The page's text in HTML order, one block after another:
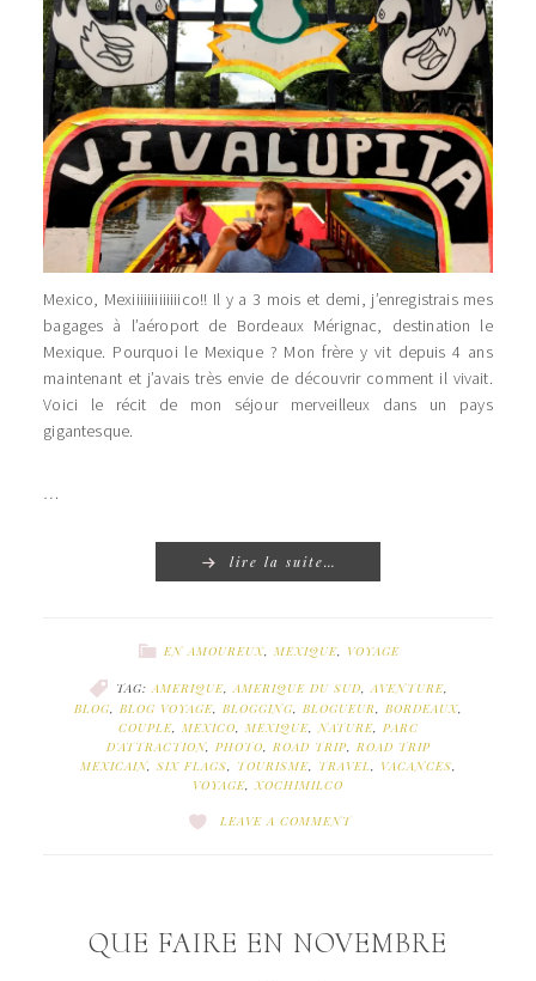
Mexico, Mexiiiiiiiiiiiiico!! Il y a 3 mois et demi, j’enregistrais mes
bagages à l’aéroport de Bordeaux Mérignac, destination le
Mexique. Pourquoi le Mexique ? Mon frère y vit depuis 4 ans
maintenant et j’avais très envie de découvrir comment il vivait.
Voici le récit de mon séjour merveilleux dans un pays
gigantesque.
…
lire la suite…
EN AMOUREUX, MEXIQUE, VOYAGE
TAG:AMERIQUE,AMERIQUE DU SUD,AVENTURE,
BLOG, BLOG VOYAGE, BLOGGING, BLOGUEUR, BORDEAUX,
COUPLE, MEXICO, MEXIQUE,NATURE, PARC
D'ATTRACTION, PHOTO, ROAD TRIP, ROAD TRIP
MEXICAIN, SIX FLAGS, TOURISME, TRAVEL, VACANCES,
VOYAGE,XOCHIMILCO
LEAVE A COMMENT
QUE FAIRE EN NOVEMBRE